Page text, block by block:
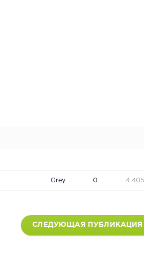
Grey 0 4
СЛЕДУЮЩАЯ ПУБЛИКАЦИЯ